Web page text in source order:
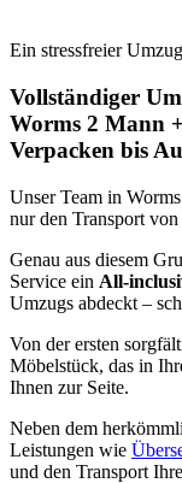
Ein stressfreier
Vollständiger
Worms 2 Mann
Verpacken bis
Unser Team in
nur den Transport von
Genau aus diesem
Service ein All-
Umzugs abdeckt –
Von der ersten
Möbelstück, das in
Ihnen zur Seite.
Neben dem
Leistungen wie
und den Transport